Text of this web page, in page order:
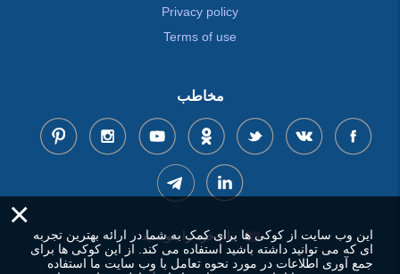
Privacy policy
Terms of use
مخاطب
پیام خود را بنویسید
×
این وب سایت از کوکی ها برای کمک به شما در ارائه بهترین تجربه
ای که می توانید داشته باشید استفاده می کند. از این کوکی ها برای
جمع آوری اطلاعات در مورد نحوه تعامل با وب سایت ما استفاده